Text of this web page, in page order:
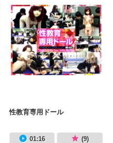
性教育専用ドール
01:16 (9)